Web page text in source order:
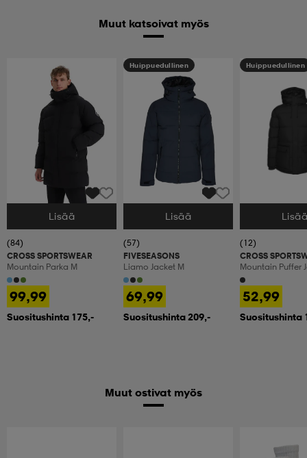
Muut katsoivat myös
Valitse Koko
Lisää
(84)
CROSS SPORTSWEAR
Mountain Parka M
99,99
Suositushinta 175,-
Huippuedullinen
Valitse Koko
Lisää
(57)
FIVESEASONS
Liamo Jacket M
69,99
Suositushinta 209,-
Huippuedullinen
Valitse Koko
(12)
CROSS
Mountain Puffer
52,99
Suositushinta
Muut ostivat myös